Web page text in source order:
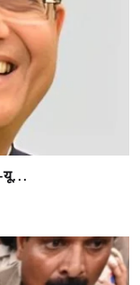
यू...